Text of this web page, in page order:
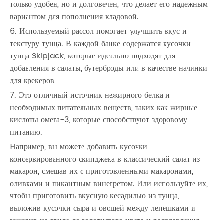
только удобен, но и долговечен, что делает его надежным
вариантом для пополнения кладовой.
6. Используемый рассол помогает улучшить вкус и
текстуру тунца. В каждой банке содержатся кусочки
тунца Skipjack, которые идеально подходят для
добавления в салаты, бутерброды или в качестве начинки
для крекеров.
7. Это отличный источник нежирного белка и
необходимых питательных веществ, таких как жирные
кислоты омега-3, которые способствуют здоровому
питанию.
Например, вы можете добавить кусочки
консервированного скипджека в классический салат из
макарон, смешав их с приготовленными макаронами,
оливками и пикантным винегретом. Или используйте их,
чтобы приготовить вкусную кесадилью из тунца,
выложив кусочки сыра и овощей между лепешками и